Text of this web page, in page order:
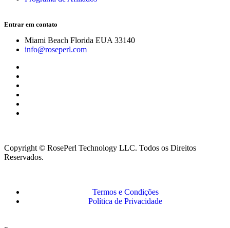
Entrar em contato
Miami Beach Florida EUA 33140
info@roseperl.com
Copyright © RosePerl Technology LLC. Todos os Direitos
Reservados.
Termos e Condições
Política de Privacidade